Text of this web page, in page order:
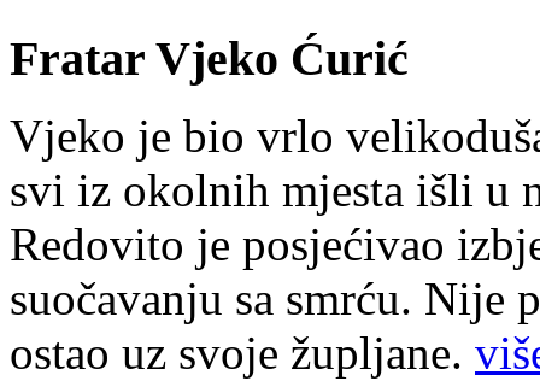
Fratar Vjeko Ćurić
Vjeko je bio vrlo
svi iz okolnih mjesta išli u
Redovito je posjećivao
suočavanju sa smrću. Nije
ostao uz svoje župljane.